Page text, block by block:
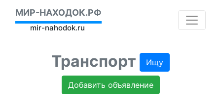
МИР-НАХОДОК.РФ
mir-nahodok.ru
Транспорт Ищу
Добавить объявление